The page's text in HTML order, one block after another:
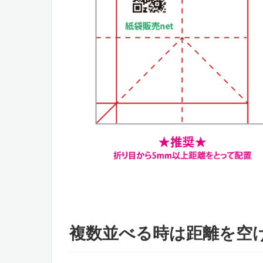
複数並べる時は距離を空